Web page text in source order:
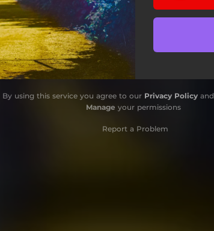
By using this service you agree to our Privacy Policyand
Manage your permissions
Report a Problem